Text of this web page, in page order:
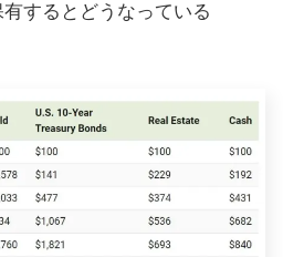
するとどうなっている